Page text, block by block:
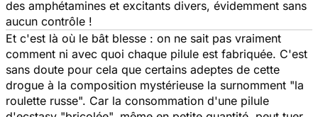
des amphétamines et excitants divers, évidemment sans
aucun contrôle !
Et c'est là où le bât blesse : on ne sait pas vraiment
comment ni avec quoi chaque pilule est fabriquée. C'est
sans doute pour cela que certains adeptes de cette
drogue à la composition mystérieuse la surnomment "la
roulette russe". Car la consommation d'une pilule